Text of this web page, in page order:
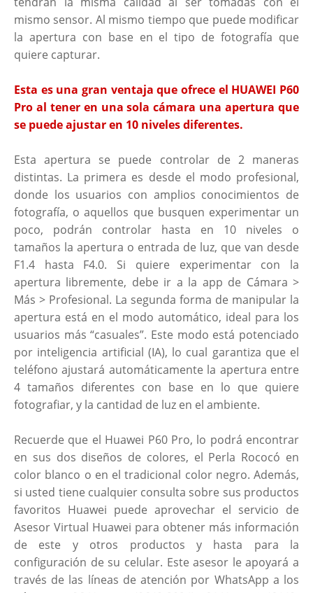
mismo sensor. Al mismo tiempo que puede modificar
la apertura con base en el tipo de fotografía que
quiere capturar.
Esta es una gran ventaja que ofrece el HUAWEI P60
Pro al tener en una sola cámara una apertura que
se puede ajustar en 10 niveles diferentes.
Esta apertura se puede controlar de 2 maneras
distintas. La primera es desde el modo profesional,
donde los usuarios con amplios conocimientos de
fotografía, o aquellos que busquen experimentar un
poco, podrán controlar hasta en 10 niveles o
tamaños la apertura o entrada de luz, que van desde
F1.4 hasta F4.0. Si quiere experimentar con la
apertura libremente, debe ir a la app de Cámara >
Más > Profesional. La segunda forma de manipular la
apertura está en el modo automático, ideal para los
usuarios más “casuales”. Este modo está potenciado
por inteligencia artificial (IA), lo cual garantiza que el
teléfono ajustará automáticamente la apertura entre
4 tamaños diferentes con base en lo que quiere
fotografiar, y la cantidad de luz en el ambiente.
Recuerde que el Huawei P60 Pro, lo podrá encontrar
en sus dos diseños de colores, el Perla Rococó en
color blanco o en el tradicional color negro. Además,
si usted tiene cualquier consulta sobre sus productos
favoritos Huawei puede aprovechar el servicio de
Asesor Virtual Huawei para obtener más información
de este y otros productos y hasta para la
configuración de su celular. Este asesor le apoyará a
través de las líneas de atención por WhatsApp a los